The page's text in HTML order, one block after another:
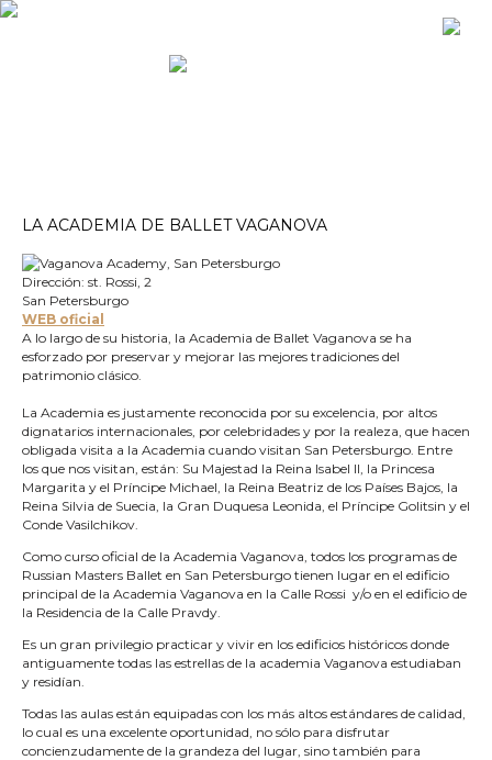
LA ACADEMIA DE BALLET VAGANOVA
Dirección: st. Rossi, 2
San Petersburgo
WEB oficial
A lo largo de su historia, la Academia de Ballet Vaganova se ha
esforzado por preservar y mejorar las mejores tradiciones del
patrimonio clásico.
La Academia es justamente reconocida por su excelencia, por altos
dignatarios internacionales, por celebridades y por la realeza, que hacen
obligada visita a la Academia cuando visitan San Petersburgo. Entre
los que nos visitan, están: Su Majestad la Reina Isabel II, la Princesa
Margarita y el Príncipe Michael, la Reina Beatriz de los Países Bajos, la
Reina Silvia de Suecia, la Gran Duquesa Leonida, el Príncipe Golitsin y el
Conde Vasilchikov.
Como curso oficial de la Academia Vaganova, todos los programas de
Russian Masters Ballet en San Petersburgo tienen lugar en el edificio
principal de la Academia Vaganova en la Calle Rossi y/o en el edificio de
la Residencia de la Calle Pravdy.
Es un gran privilegio practicar y vivir en los edificios históricos donde
antiguamente todas las estrellas de la academia Vaganova estudiaban
y residían.
Todas las aulas están equipadas con los más altos estándares de calidad,
lo cual es una excelente oportunidad, no sólo para disfrutar
concienzudamente de la grandeza del lugar, sino también para